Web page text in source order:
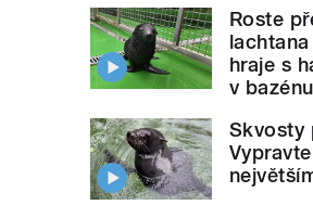
Roste
hraje s
v bazénu
Skvosty